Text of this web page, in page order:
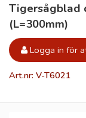
Tigersågblad
(L=300mm)
Logga in för
Art.nr: V-T6021